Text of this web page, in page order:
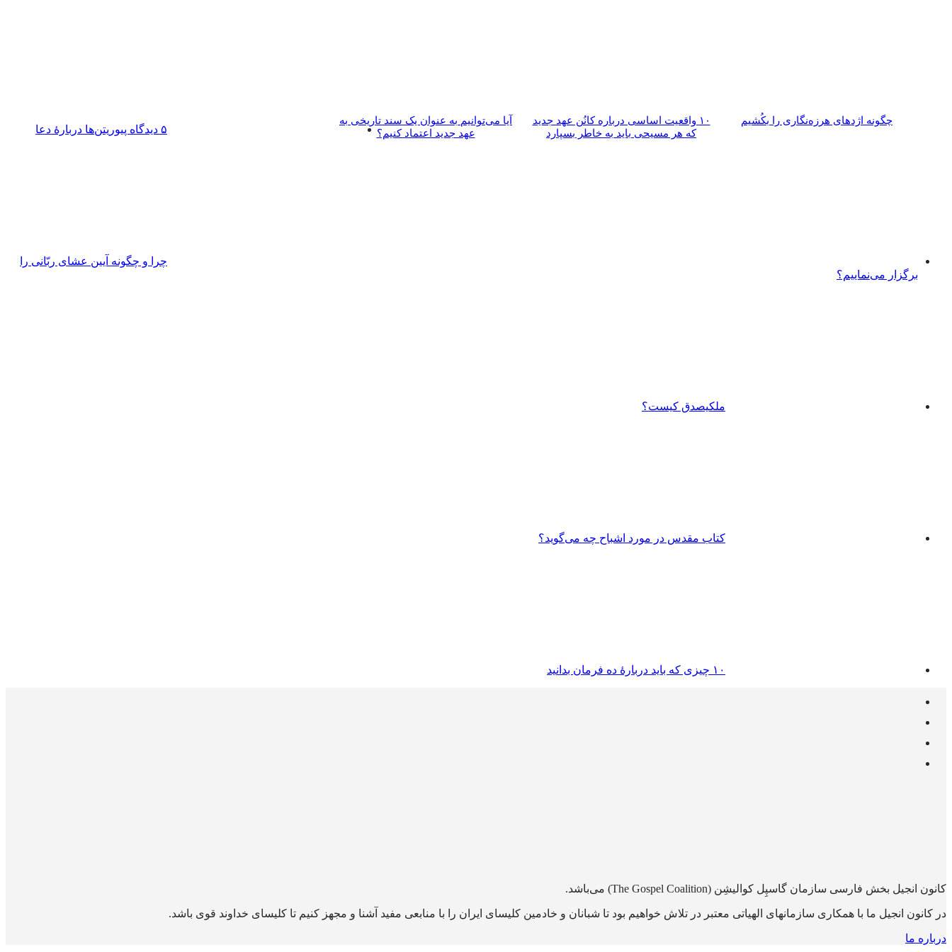
چگونه اژدهای هرزه‌نگاری را بکُشیم
۱۰ واقعیت اساسی درباره کانُن عهد جدید
که هر مسیحی باید به خاطر بسپارد
آیا می‌­توانیم به عنوان یک سند تاریخی به
عهد جدید اعتماد کنیم؟
۵ دیدگاه پیوریتن‌ها دربارۀ دعا
چرا و چگونه آیین عشای ربّانی را
برگزار می‌نماییم؟
ملکیصدق کیست؟
کتاب مقدس در مورد اشباح چه می‌گوید؟
۱۰ چیزی که باید دربارهٔ ده فرمان بدانید
کانون انجیل بخش فارسی سازمان گاسپِل کوالیشِن (The Gospel Coalition) می‌باشد.
در کانون انجیل ما با همکاری سازمانهای الهیاتی معتبر در تلاش خواهیم بود تا شبانان و خادمین کلیسای ایران را با منابعی مفید آشنا و مجهز کنیم تا کلیسای خداوند قوی باشد.
درباره ما